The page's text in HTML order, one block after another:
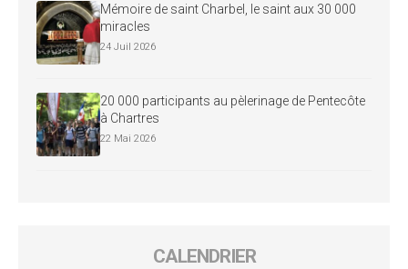
Mémoire de saint Charbel, le saint aux 30 000
miracles
24 Juil 2026
20 000 participants au pèlerinage de Pentecôte
à Chartres
22 Mai 2026
CALENDRIER